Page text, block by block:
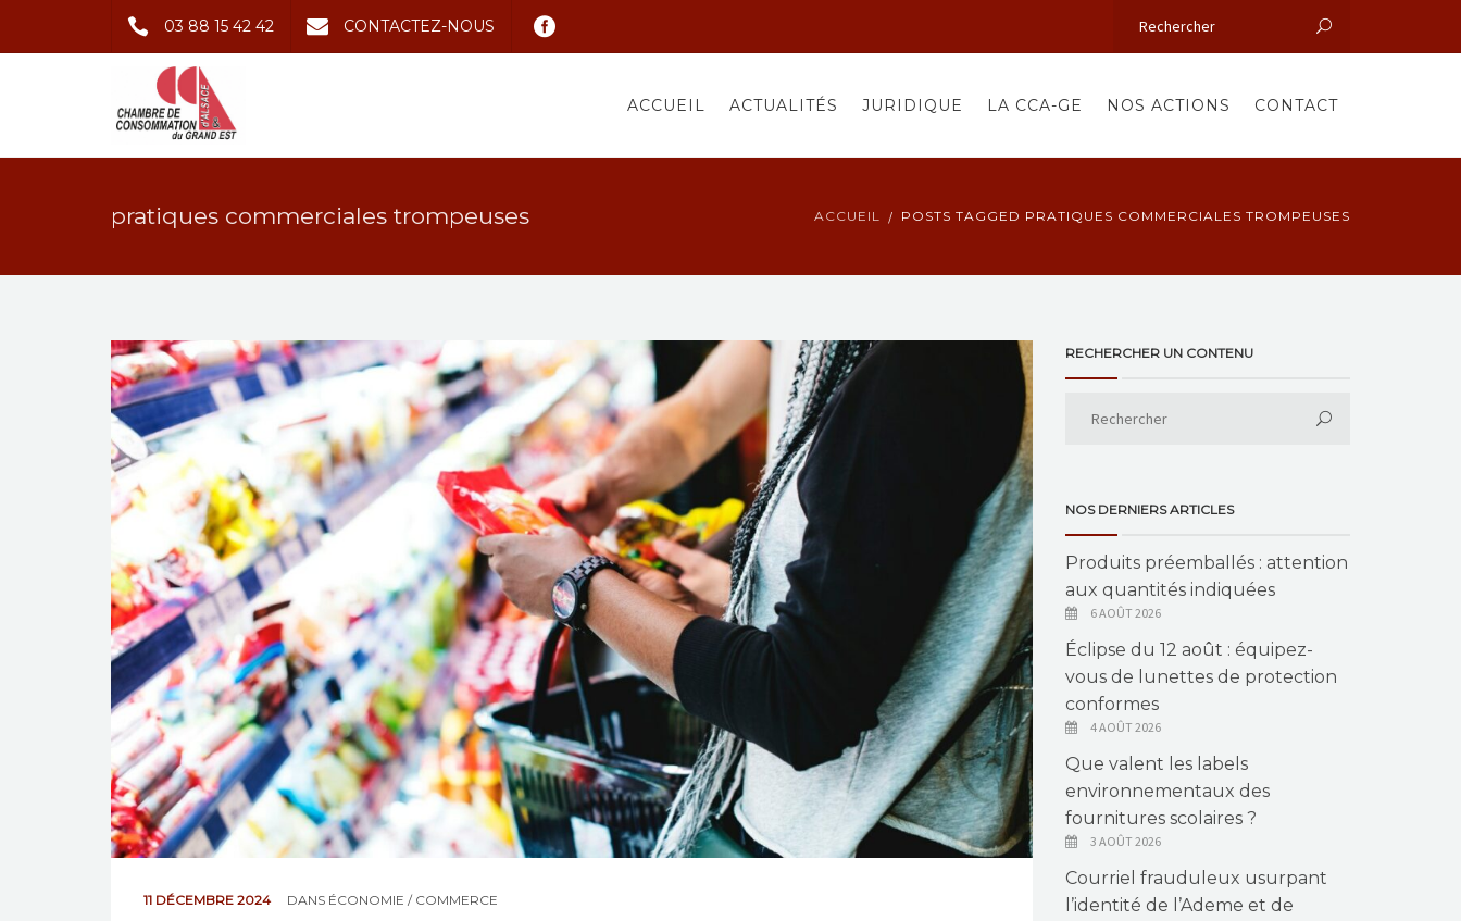
03 88 15 42 42 CONTACTEZ-NOUS
ACCUEIL ACTUALITÉS JURIDIQUE LA CCA-GE NOS ACTIONS CONTACT
pratiques commerciales trompeuses ACCUEIL POSTS TAGGED PRATIQUES COMMERCIALES TROMPEUSES
11 DÉCEMBRE 2024 DANS ÉCONOMIE / COMMERCE
RECHERCHER UN CONTENU
NOS DERNIERS ARTICLES
Produits préemballés : attention
aux quantités indiquées
6 AOÛT 2026
Éclipse du 12 août : équipez-
vous de lunettes de protection
conformes
4 AOÛT 2026
Que valent les labels
environnementaux des
fournitures scolaires ?
3 AOÛT 2026
Courriel frauduleux usurpant
l’identité de l’Ademe et de